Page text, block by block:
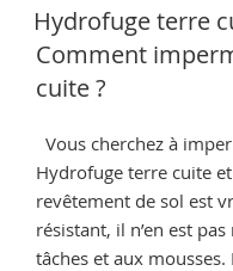
la
la
LE
Hydrofuge terre
Comment
cuite ?
Vous cherchez à
Hydrofuge terre cuite
revêtement de sol est
résistant, il n’en est
tâches et aux